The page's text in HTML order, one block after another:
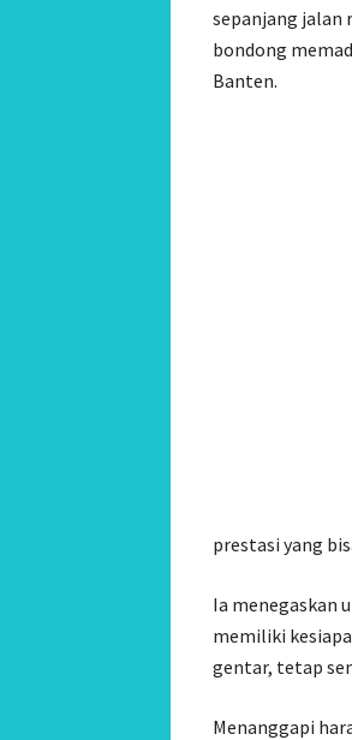
sepanjang jalan
bondong
Banten.
prestasi yang
Ia menegaskan
memiliki
gentar, tetap
Menanggapi